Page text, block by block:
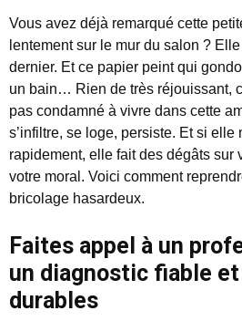
Vous avez déjà remarqué cette
lentement sur le mur du salon ? Elle
dernier. Et ce papier peint qui
un bain… Rien de très réjouissant,
pas condamné à vivre dans cette
s’infiltre, se loge, persiste. Et si elle
rapidement, elle fait des dégâts sur
votre moral. Voici comment
bricolage hasardeux.
Faites appel à un
un diagnostic fiable
durables